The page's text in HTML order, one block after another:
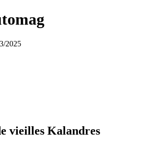
2025
vieilles Kalandres